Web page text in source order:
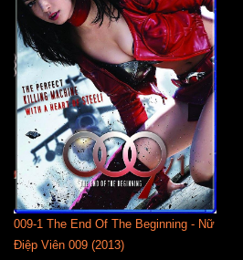
009-1 The End Of The Beginning - Nữ
Điệp Viên 009 (2013)